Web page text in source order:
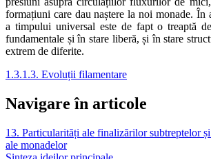
formațiuni care dau naștere la noi monade. În
a timpului universal este de fapt o treaptă
fundamentale și în stare liberă, și în stare
extrem de diferite.
1.3.1.3. Evoluții filamentare
Navigare în articole
13. Particularități ale finalizărilor subtreptelor
ale monadelor